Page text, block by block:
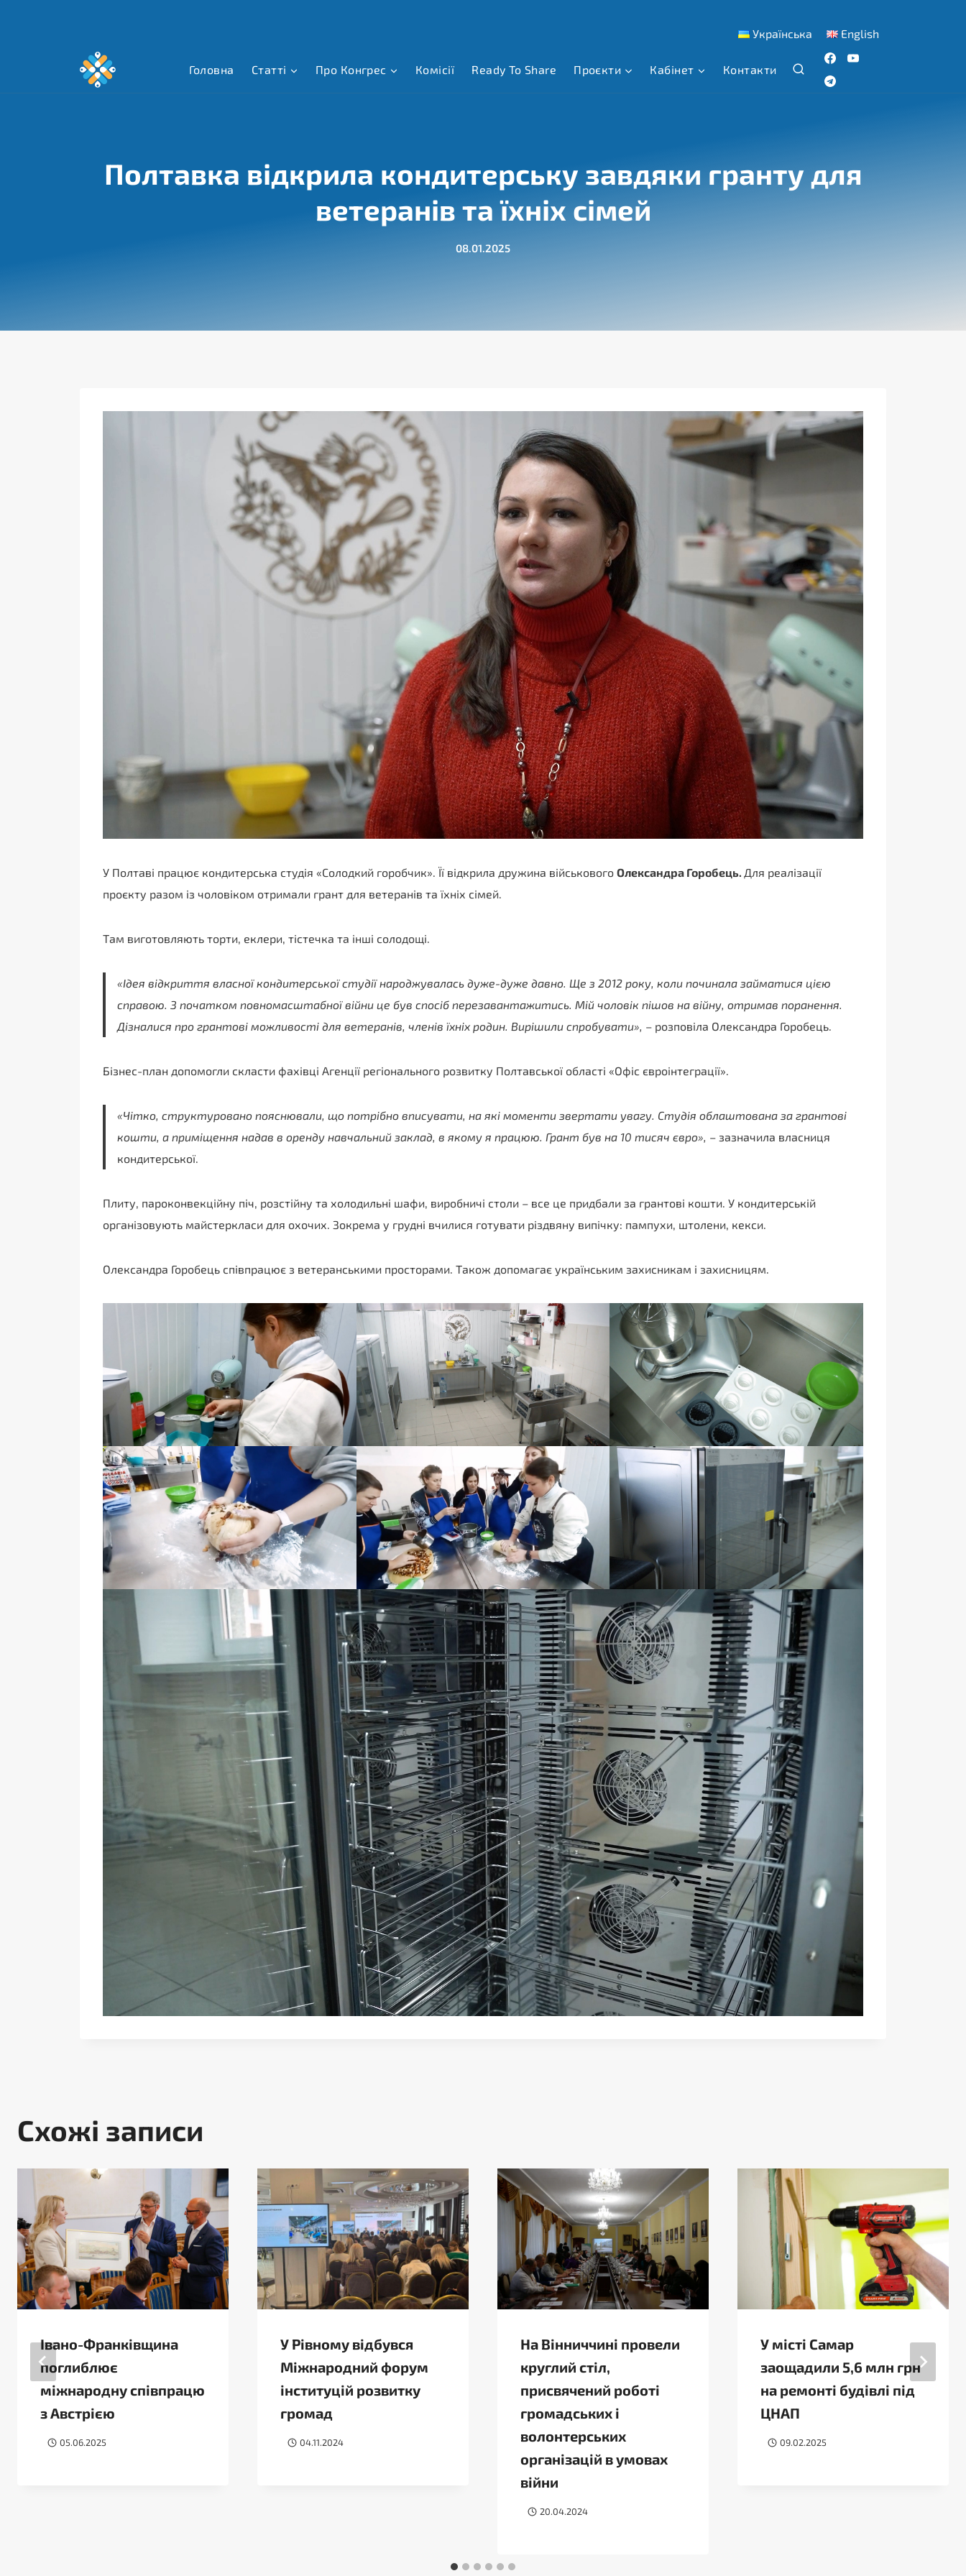
Українська English
Головна Статті Про Конгрес Комісії Ready To Share Проєкти Кабінет Контакти
Полтавка відкрила кондитерську завдяки гранту для
ветеранів та їхніх сімей
08.01.2025
У Полтаві працює кондитерська студія «Солодкий горобчик». Її відкрила дружина військового Олександра Горобець. Для реалізації
проєкту разом із чоловіком отримали грант для ветеранів та їхніх сімей.
Там виготовляють торти, еклери, тістечка та інші солодощі.
«Ідея відкриття власної кондитерської студії народжувалась дуже-дуже давно. Ще з 2012 року, коли починала займатися цією
справою. З початком повномасштабної війни це був спосіб перезавантажитись. Мій чоловік пішов на війну, отримав поранення.
Дізналися про грантові можливості для ветеранів, членів їхніх родин. Вирішили спробувати», – розповіла Олександра Горобець.
Бізнес-план допомогли скласти фахівці Агенції регіонального розвитку Полтавської області «Офіс євроінтеграції».
«Чітко, структуровано пояснювали, що потрібно вписувати, на які моменти звертати увагу. Студія облаштована за грантові
кошти, а приміщення надав в оренду навчальний заклад, в якому я працюю. Грант був на 10 тисяч євро», – зазначила власниця
кондитерської.
Плиту, пароконвекційну піч, розстійну та холодильні шафи, виробничі столи – все це придбали за грантові кошти. У кондитерській
організовують майстеркласи для охочих. Зокрема у грудні вчилися готувати різдвяну випічку: пампухи, штолени, кекси.
Олександра Горобець співпрацює з ветеранськими просторами. Також допомагає українським захисникам і захисницям.
Схожі записи
​​​​Івано-Франківщина
поглиблює
міжнародну співпрацю
з Австрією
05.06.2025
У Рівному відбувся
Міжнародний форум
інституцій розвитку
громад
04.11.2024
На Вінниччині провели
круглий стіл,
присвячений роботі
громадських і
волонтерських
організацій в умовах
війни
20.04.2024
У місті Самар
заощадили 5,6 млн грн
на ремонті будівлі під
ЦНАП
09.02.2025